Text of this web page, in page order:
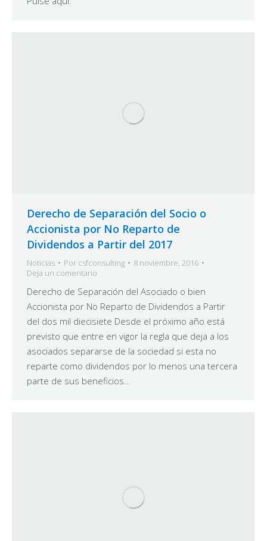
Derecho de Separación del Socio o
Accionista por No Reparto de
Dividendos a Partir del 2017
Noticias Por csfconsulting
8 noviembre, 2016
Deja un comentario
Derecho de Separación del Asociado o bien
Accionista por No Reparto de Dividendos a Partir
del dos mil diecisiete Desde el próximo año está
previsto que entre en vigor la regla que deja a los
asociados separarse de la sociedad si esta no
reparte como dividendos por lo menos una tercera
parte de sus beneficios…